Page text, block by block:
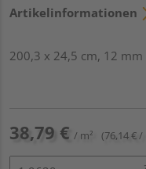
Artikelinformationen
200,3 x 24,5 cm, 12
38,79 € / m² (76,14 € /